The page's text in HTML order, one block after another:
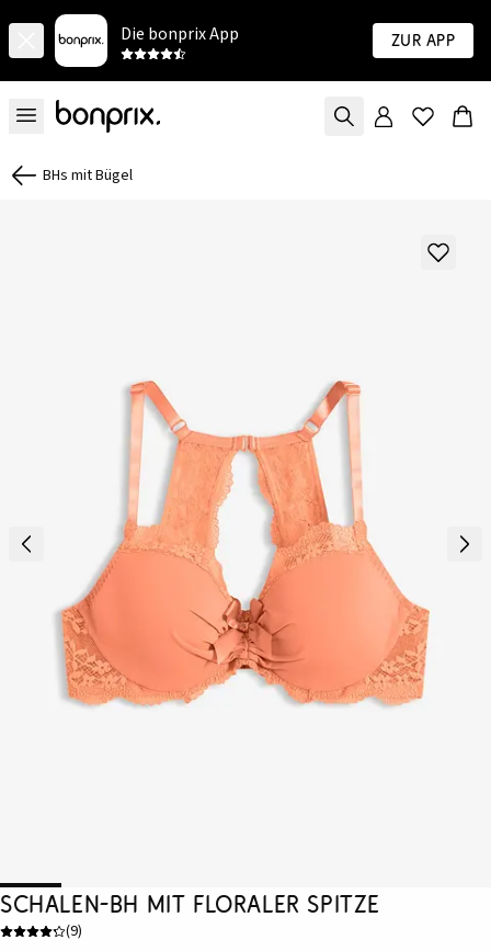
Die bonprix App Zur App
BHs mit Bügel
Schalen-BH mit floraler Spitze
(9)